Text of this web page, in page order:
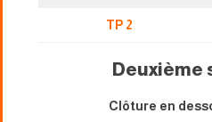
TP 2
Deuxième
Clôture en